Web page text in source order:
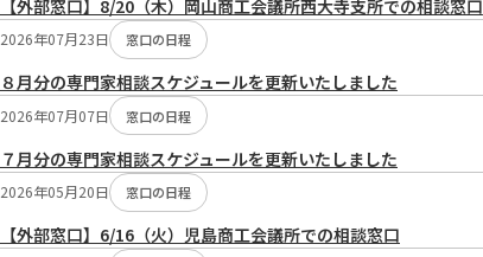
切
り
替
え：
【外部窓口】8/20（木）岡山商工会議所西大寺支所での相談窓口
2026年07月23日 窓口の日程
８月分の専門家相談スケジュールを更新いたしました
2026年07月07日 窓口の日程
７月分の専門家相談スケジュールを更新いたしました
2026年05月20日 窓口の日程
【外部窓口】6/16（火）児島商工会議所での相談窓口